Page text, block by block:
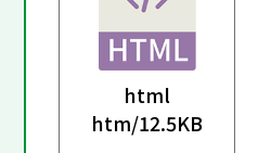
html
htm/12.5KB